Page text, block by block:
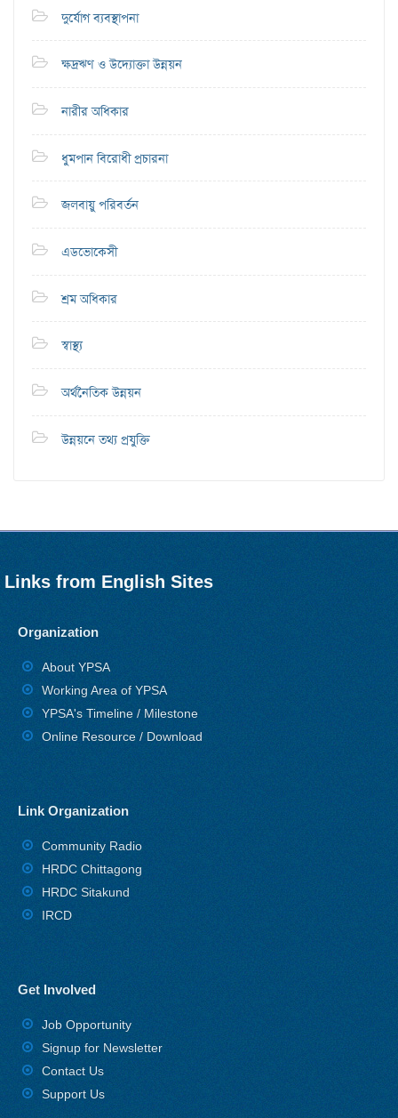
দুর্যোগ ব্যবস্থাপনা
ক্ষদ্রঋণ ও উদ্যোক্তা উন্নয়ন
নারীর অধিকার
ধুমপান বিরোধী প্রচারনা
জলবায়ু পরিবর্তন
এডভোকেসী
শ্রম অধিকার
স্বাস্থ্য
অর্থনৈতিক উন্নয়ন
উন্নয়নে তথ্য প্রযুক্তি
Links from English Sites
Organization
About YPSA
Working Area of YPSA
YPSA's Timeline / Milestone
Online Resource / Download
Link Organization
Community Radio
HRDC Chittagong
HRDC Sitakund
IRCD
Get Involved
Job Opportunity
Signup for Newsletter
Contact Us
Support Us